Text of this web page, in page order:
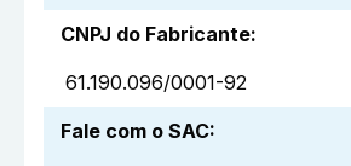
CNPJ do Fabricante:
61.190.096/0001-92
Fale com o SAC: